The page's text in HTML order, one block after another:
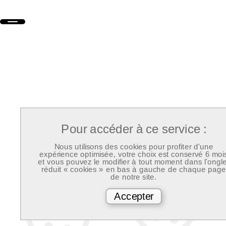
Pour accéder à ce service :
Nous utilisons des cookies pour profiter d'une
expérience optimisée, votre choix est conservé 6
et vous pouvez le modifier à tout moment dans
réduit « cookies » en bas à gauche de chaque page
de notre site.